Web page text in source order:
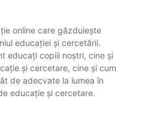
online care găzduiește
educației și cercetării.
educați copiii noștri, cine și
și cercetare, cine și cum
de adecvate la lumea în
educație și cercetare.